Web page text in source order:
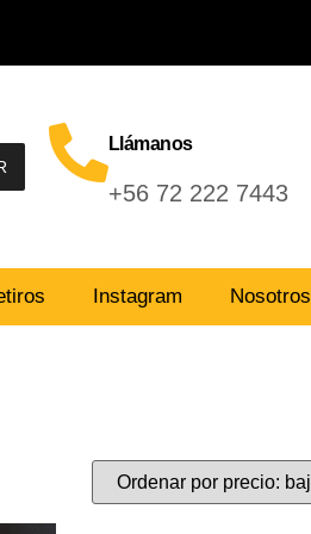
Llámanos
+56 72 222 7443
Instagram Nosotros